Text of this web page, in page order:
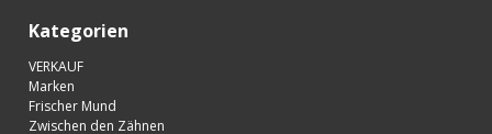
Kategorien
VERKAUF
Marken
Frischer Mund
Zwischen den Zähnen